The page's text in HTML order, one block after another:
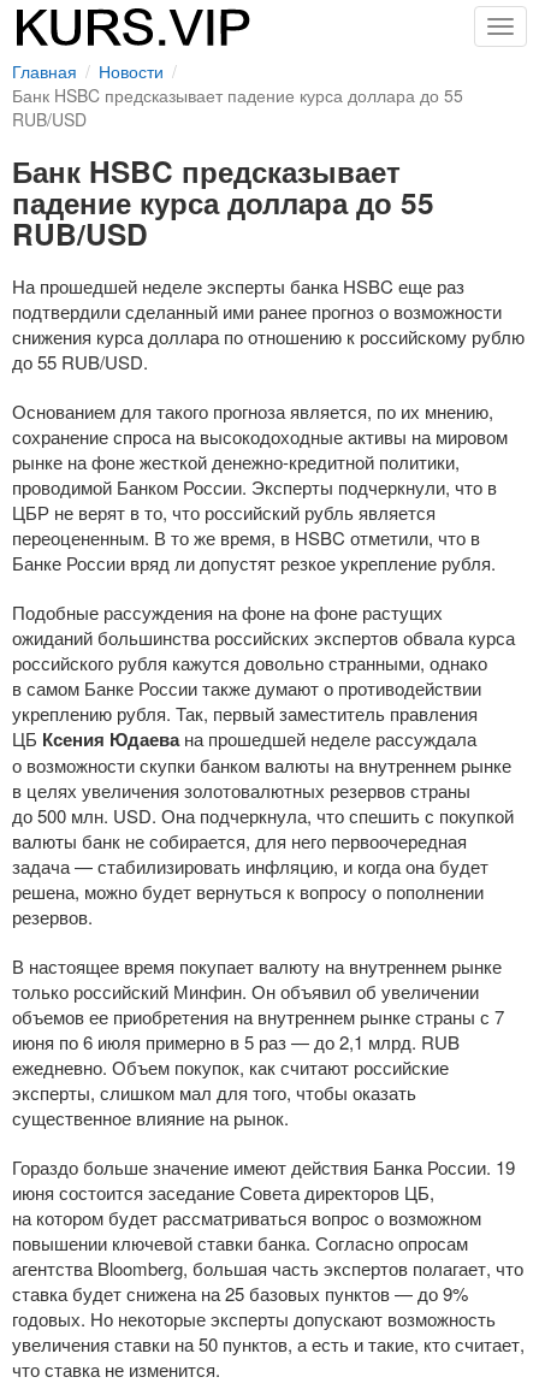
Главная
Новости
Банк HSBC предсказывает падение курса доллара до 55
RUB/USD
Банк HSBC предсказывает
падение курса доллара до 55
RUB/USD
На прошедшей неделе эксперты банка HSBC еще раз
подтвердили сделанный ими ранее прогноз о возможности
снижения курса доллара по отношению к российскому рублю
до 55 RUB/USD.
Основанием для такого прогноза является, по их мнению,
сохранение спроса на высокодоходные активы на мировом
рынке на фоне жесткой денежно-кредитной политики,
проводимой Банком России. Эксперты подчеркнули, что в
ЦБР не верят в то, что российский рубль является
переоцененным. В то же время, в HSBC отметили, что в
Банке России вряд ли допустят резкое укрепление рубля.
Подобные рассуждения на фоне на фоне растущих
ожиданий большинства российских экспертов обвала курса
российского рубля кажутся довольно странными, однако
в самом Банке России также думают о противодействии
укреплению рубля. Так, первый заместитель правления
ЦБ Ксения Юдаевана прошедшей неделе рассуждала
о возможности скупки банком валюты на внутреннем рынке
в целях увеличения золотовалютных резервов страны
до 500 млн. USD. Она подчеркнула, что спешить с покупкой
валюты банк не собирается, для него первоочередная
задача — стабилизировать инфляцию, и когда она будет
решена, можно будет вернуться к вопросу о пополнении
резервов.
В настоящее время покупает валюту на внутреннем рынке
только российский Минфин. Он объявил об увеличении
объемов ее приобретения на внутреннем рынке страны с 7
июня по 6 июля примерно в 5 раз — до 2,1 млрд. RUB
ежедневно. Объем покупок, как считают российские
эксперты, слишком мал для того, чтобы оказать
существенное влияние на рынок.
Гораздо больше значение имеют действия Банка России. 19
июня состоится заседание Совета директоров ЦБ,
на котором будет рассматриваться вопрос о возможном
повышении ключевой ставки банка. Согласно опросам
агентства Bloomberg, большая часть экспертов полагает, что
ставка будет снижена на 25 базовых пунктов — до 9%
годовых. Но некоторые эксперты допускают возможность
увеличения ставки на 50 пунктов, а есть и такие, кто считает,
что ставка не изменится.